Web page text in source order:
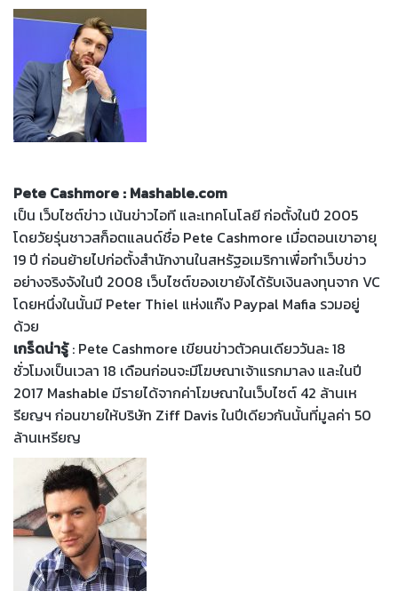
Pete Cashmore : Mashable.com
เป็น เว็บไซต์ข่าว เน้นข่าวไอที และเทคโนโลยี ก่อตั้งในปี 2005
โดยวัยรุ่นชาวสก็อตแลนด์ชื่อ Pete Cashmore เมื่อตอนเขาอายุ
19 ปี ก่อนย้ายไปก่อตั้งสำนักงานในสหรัฐอเมริกาเพื่อทำเว็บข่าว
อย่างจริงจังในปี 2008 เว็บไซต์ของเขายังได้รับเงินลงทุนจาก VC
โดยหนึ่งในนั้นมี Peter Thiel แห่งแก๊ง Paypal Mafia รวมอยู่
ด้วย
เกร็ดน่ารู้: Pete Cashmore เขียนข่าวตัวคนเดียววันละ 18
ชั่วโมงเป็นเวลา 18 เดือนก่อนจะมีโฆษณาเจ้าแรกมาลง และในปี
2017 Mashable มีรายได้จากค่าโฆษณาในเว็บไซต์ 42 ล้านเห
รียญฯ ก่อนขายให้บริษัท Ziff Davis ในปีเดียวกันนั้นที่มูลค่า 50
ล้านเหรียญ